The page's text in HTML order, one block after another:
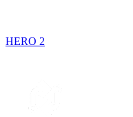
HERO 2